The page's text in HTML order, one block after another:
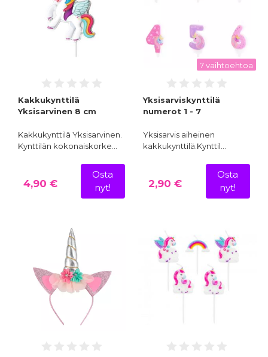
Kakkukynttilä
Yksisarvinen 8 cm
Kakkukynttilä Yksisarvinen.
Kynttilän kokonaiskorke…
4,90 €
Osta
nyt!
7 vaihtoehtoa
Yksisarviskynttilä
numerot 1 - 7
Yksisarvis aiheinen
kakkukynttilä.Kynttil…
2,90 €
Osta
nyt!